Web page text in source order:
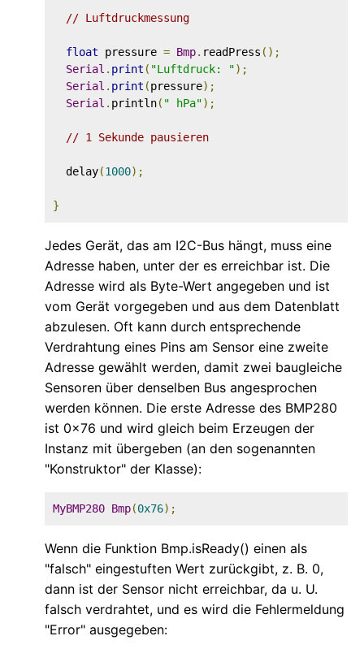
// Luftdruckmessung
float pressure = Bmp. readPress ();
Serial . print ( "Luftdruck: ");
Serial . print (pressure);
Serial . println( " hPa");
// 1 Sekunde pausieren
  delay
(1000);
}
Jedes Gerät, das am I2C-Bus hängt, muss eine
Adresse haben, unter der es erreichbar ist. Die
Adresse wird als Byte-Wert angegeben und ist
vom Gerät vorgegeben und aus dem Datenblatt
abzulesen. Oft kann durch entsprechende
Verdrahtung eines Pins am Sensor eine zweite
Adresse gewählt werden, damit zwei baugleiche
Sensoren über denselben Bus angesprochen
werden können. Die erste Adresse des BMP280
ist 0x76 und wird gleich beim Erzeugen der
Instanz mit übergeben (an den sogenannten
"Konstruktor" der Klasse):
MyBMP280 Bmp(0x76);
Wenn die Funktion Bmp.isReady() einen als
"falsch" eingestuften Wert zurückgibt, z. B. 0,
dann ist der Sensor nicht erreichbar, da u. U.
falsch verdrahtet, und es wird die Fehlermeldung
"Error" ausgegeben: